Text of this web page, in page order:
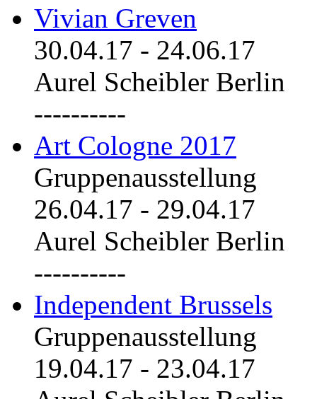
Vivian Greven
30.04.17 - 24.06.17
Aurel Scheibler Berlin
----------
Art Cologne 2017
Gruppenausstellung
26.04.17 - 29.04.17
Aurel Scheibler Berlin
----------
Independent Brussels
Gruppenausstellung
19.04.17 - 23.04.17